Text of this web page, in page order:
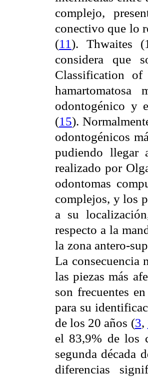
complejo,
conectivo que lo
(11). Thwaites
considera que
Classification
odontogénico y
(15).
odontogénicos
pudiendo
realizado por
odontomas
complejos, y los
a su
respecto a la
la zona antero-
La consecuencia
las piezas más
son frecuentes
para su
de los 20 años (3,
el 83,9% de los
segunda década
diferencias